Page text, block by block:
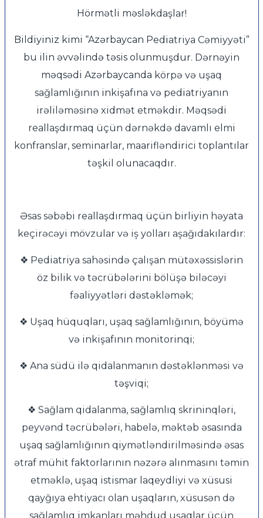
Hörmətli məsləkdaşlar!
Bildiyiniz kimi “Azərbaycan Pediatriya Cəmiyyəti”
bu ilin əvvəlində təsis olunmuşdur. Dərnəyin
məqsədi Azərbaycanda körpə və uşaq
sağlamlığının inkişafına və pediatriyanın
irəliləməsinə xidmət etməkdir. Məqsədi
reallaşdırmaq üçün dərnəkdə davamlı elmi
konfranslar, seminarlar, maarifləndirici toplantılar
təşkil olunacaqdır.
Əsas səbəbi reallaşdırmaq üçün birliyin həyata
keçirəcəyi mövzular və iş yolları aşağıdakılardır:
❖ Pediatriya sahəsində çalışan mütəxəssislərin
öz bilik və təcrübələrini bölüşə biləcəyi
fəaliyyətləri dəstəkləmək;
❖ Uşaq hüquqları, uşaq sağlamlığının, böyümə
və inkişafının monitorinqi;
❖ Ana südü ilə qidalanmanın dəstəklənməsi və
təşviqi;
❖ Sağlam qidalanma, sağlamlıq skrininqləri,
peyvənd təcrübələri, habelə, məktəb əsasında
uşaq sağlamlığının qiymətləndirilməsində əsas
ətraf mühit faktorlarının nəzərə alınmasını təmin
etməklə, uşaq istismar laqeydliyi və xüsusi
qayğıya ehtiyacı olan uşaqların, xüsusən də
sağlamlıq imkanları məhdud uşaqlar üçün